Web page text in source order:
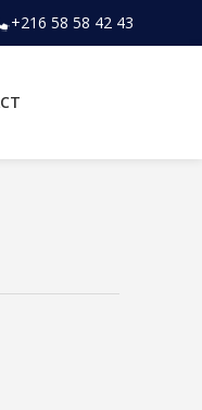
+216 58 58 42 43